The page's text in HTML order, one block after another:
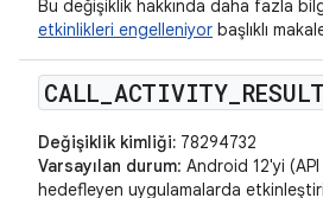
Bu değişiklik hakkında daha fazla
etkinlikleri engelleniyor başlıklı
CALL ACTIVITY_ RESULT
Değişiklik kimliği: 78294732
Varsayılan durum: Android 12'yi
hedefleyen uygulamalarda